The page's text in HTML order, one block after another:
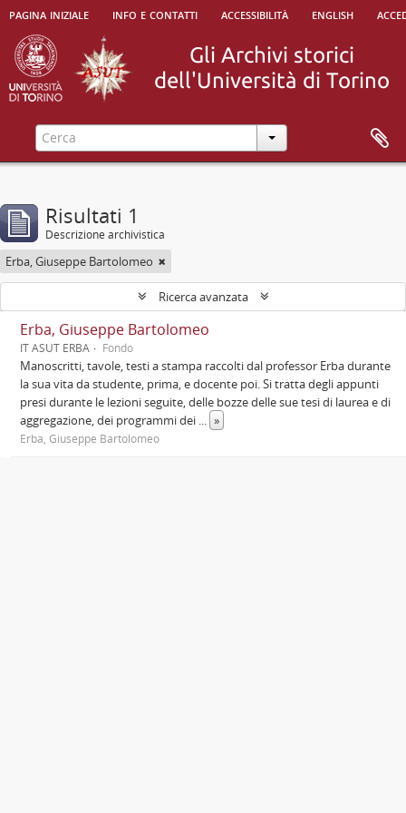
pagina iniziale info e contatti accessibilità english
Risultati 1
Descrizione archivistica
Erba, Giuseppe Bartolomeo
Ricerca avanzata
Erba, Giuseppe Bartolomeo
IT ASUT ERBA Fondo
Manoscritti, tavole, testi a stampa raccolti dal professor Erba durante
la sua vita da studente, prima, e docente poi. Si tratta degli appunti
presi durante le lezioni seguite, delle bozze delle sue tesi di laurea e di
aggregazione, dei programmi dei ... »
Erba, Giuseppe Bartolomeo